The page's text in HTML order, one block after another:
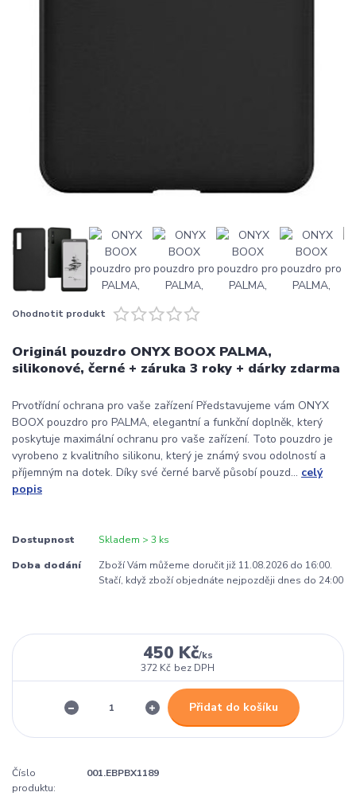
Ohodnotit produkt
Originál pouzdro ONYX BOOX PALMA,
silikonové, černé + záruka 3 roky + dárky zdarma
Prvotřídní ochrana pro vaše zařízení Představujeme vám ONYX
BOOX pouzdro pro PALMA, elegantní a funkční doplněk, který
poskytuje maximální ochranu pro vaše zařízení. Toto pouzdro je
vyrobeno z kvalitního silikonu, který je známý svou odolností a
příjemným na dotek. Díky své černé barvě působí pouzd... celý
popis
Dostupnost Skladem > 3 ks
Doba dodání
Zboží Vám můžeme doručit již 11.08.2026 do 16:00.
Stačí, když zboží objednáte nejpozději dnes do 24:00
450 Kč/ks
372 Kč bez DPH
Přidat do košíku
Číslo
produktu:
001.EBPBX1189